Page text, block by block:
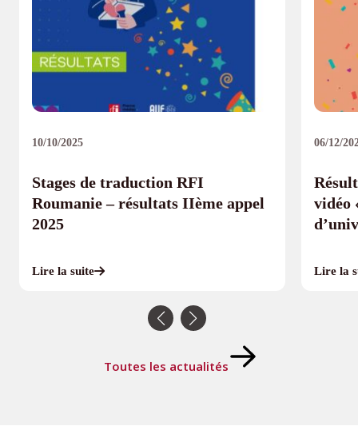
10/10/2025
Stages de traduction RFI
Roumanie – résultats IIème appel
2025
Lire la suite
06/12/
vidéo
Lire la
Toutes les actualités